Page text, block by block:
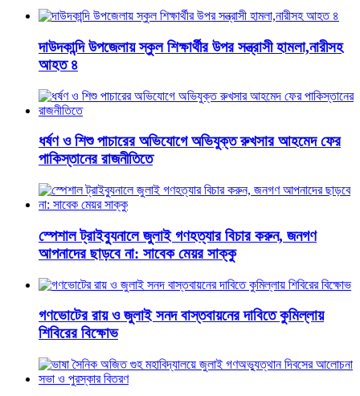
দাউদকান্দি উপজেলায় স্কুল শিক্ষার্থীর উপর সন্ত্রাসী হামলা,নারীসহ
আহত ৪
ধর্ষণ ও শিশু পাচারের অভিযোগে অভিযুক্ত রুখসার আহমেদ ফের
পাকিস্তানের রাজনীতিতে
স্পেশাল ট্রাইব্যুনালে জুলাই গণহত্যার বিচার করুন, জনগণ
আপনাদের ছাড়বে না: সাবেক মেয়র সাক্কু
গণভোটের রায় ও জুলাই সনদ বাস্তবায়নের দাবিতে কুমিল্লায়
শিবিরের বিক্ষোভ